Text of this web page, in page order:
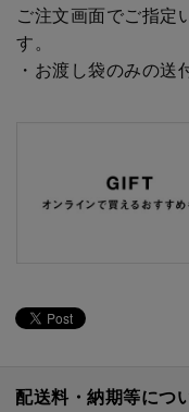
ご注文画面でご指定
す。
・お渡し袋のみの送
配送料・納期等につ